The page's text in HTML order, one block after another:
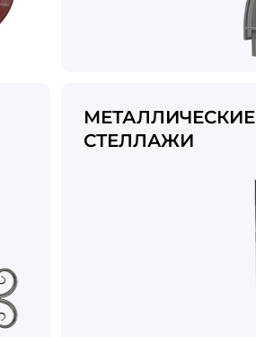
МЕТАЛЛИЧЕСКИЕ
СТЕЛЛАЖИ